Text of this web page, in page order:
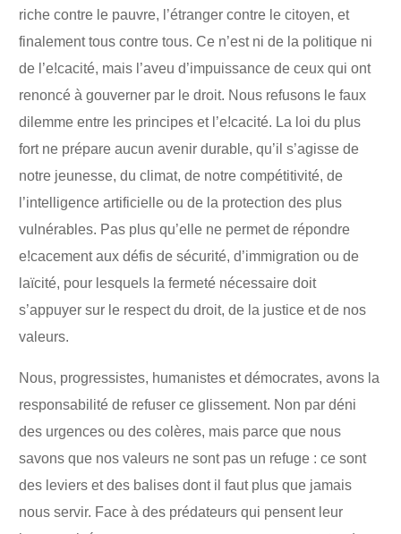
riche contre le pauvre, l’étranger contre le citoyen, et
finalement tous contre tous. Ce n’est ni de la politique ni
de l’e!cacité, mais l’aveu d’impuissance de ceux qui ont
renoncé à gouverner par le droit. Nous refusons le faux
dilemme entre les principes et l’e!cacité. La loi du plus
fort ne prépare aucun avenir durable, qu’il s’agisse de
notre jeunesse, du climat, de notre compétitivité, de
l’intelligence artificielle ou de la protection des plus
vulnérables. Pas plus qu’elle ne permet de répondre
e!cacement aux défis de sécurité, d’immigration ou de
laïcité, pour lesquels la fermeté nécessaire doit
s’appuyer sur le respect du droit, de la justice et de nos
valeurs.
Nous, progressistes, humanistes et démocrates, avons la
responsabilité de refuser ce glissement. Non par déni
des urgences ou des colères, mais parce que nous
savons que nos valeurs ne sont pas un refuge : ce sont
des leviers et des balises dont il faut plus que jamais
nous servir. Face à des prédateurs qui pensent leur